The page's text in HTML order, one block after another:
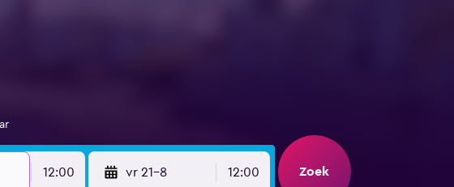
12:00 vr 21-8 12:00 Zoek